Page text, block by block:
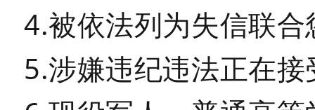
4.被依法列为失信联
5.涉嫌违纪违法正在